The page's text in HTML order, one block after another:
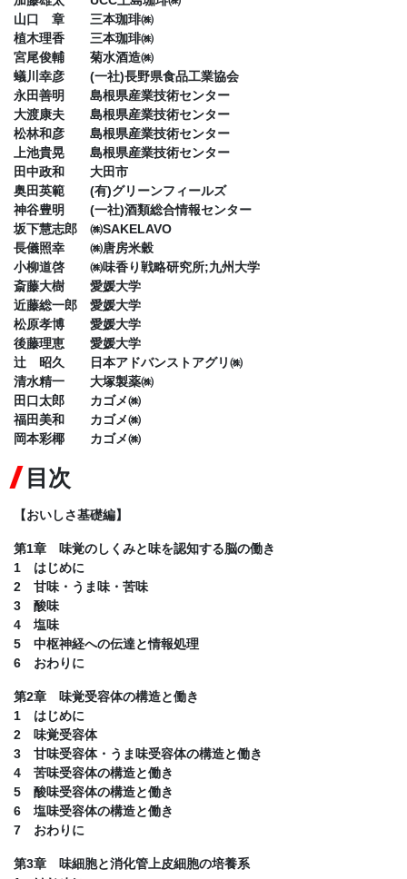
山口 章 三本珈琲㈱
植木理香 三本珈琲㈱
宮尾俊輔 菊水酒造㈱
蟻川幸彦 (一社)長野県食品工業協会
永田善明 島根県産業技術センター
大渡康夫 島根県産業技術センター
松林和彦 島根県産業技術センター
上池貴晃 島根県産業技術センター
田中政和 大田市
奥田英範 (有)グリーンフィールズ
神谷豊明 (一社)酒類総合情報センター
坂下慧志郎 ㈱SAKELAVO
長儀照幸 ㈱唐房米穀
小柳道啓 ㈱味香り戦略研究所;九州大学
斎藤大樹 愛媛大学
近藤総一郎 愛媛大学
松原孝博 愛媛大学
後藤理恵 愛媛大学
辻 昭久 日本アドバンストアグリ㈱
清水精一 大塚製薬㈱
田口太郎 カゴメ㈱
福田美和 カゴメ㈱
岡本彩椰 カゴメ㈱
目次
【おいしさ基礎編】
第1章 味覚のしくみと味を認知する脳の働き
1 はじめに
2 甘味・うま味・苦味
3 酸味
4 塩味
5 中枢神経への伝達と情報処理
6 おわりに
第2章 味覚受容体の構造と働き
1 はじめに
2 味覚受容体
3 甘味受容体・うま味受容体の構造と働き
4 苦味受容体の構造と働き
5 酸味受容体の構造と働き
6 塩味受容体の構造と働き
7 おわりに
第3章 味細胞と消化管上皮細胞の培養系